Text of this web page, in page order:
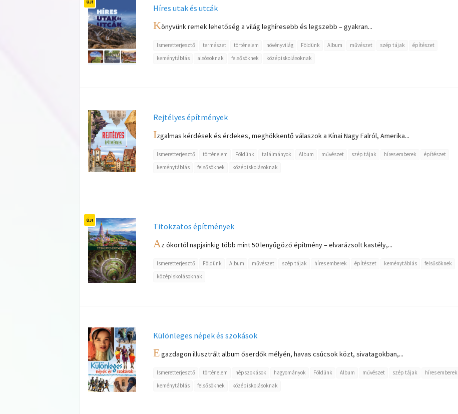
Híres utak és utcák
Könyvünk remek lehetőség a világ leghíresebb és legszebb – gyakran...
Ismeretterjesztő természet történelem növényvilág Földünk Album művészet szép tájak
építészet
keménytáblás
alsósoknak felsősöknek középiskolásoknak
Rejtélyes építmények
Izgalmas kérdések és érdekes, meghökkentő válaszok a Kínai Nagy Falról, Amerika...
Ismeretterjesztő történelem Földünk találmányok Album művészet szép tájak híres emberek
építészet
keménytáblás
felsősöknek középiskolásoknak
Titokzatos építmények
Az ókortól napjainkig több mint 50 lenyűgöző építmény – elvarázsolt kastély,...
Ismeretterjesztő Földünk Album művészet szép tájak híres emberek építészet keménytáblás
felsősöknek
középiskolásoknak
Különleges népek és szokások
Egazdagon illusztrált album őserdők mélyén, havas csúcsok közt, sivatagokban,...
Ismeretterjesztő történelem népszokások hagyományok Földünk Album művészet szép tájak
híres emberek
keménytáblás
felsősöknek középiskolásoknak